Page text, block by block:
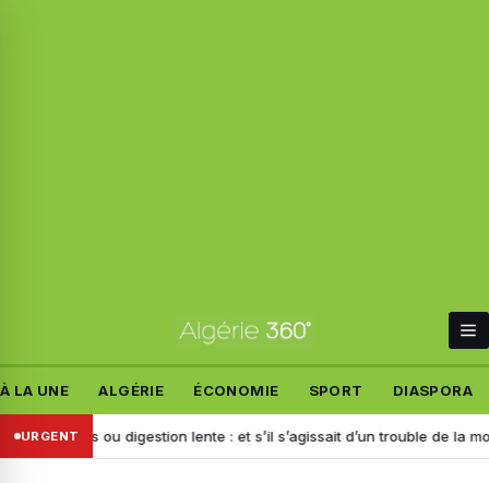
À LA UNE ALGÉRIE ÉCONOMIE SPORT DIASPORA
URGENT
ou digestion lente : et s’il s’agissait d’un trouble de la motilité ?